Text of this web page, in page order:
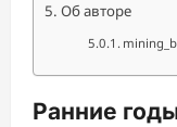
Об авторе
Ранние